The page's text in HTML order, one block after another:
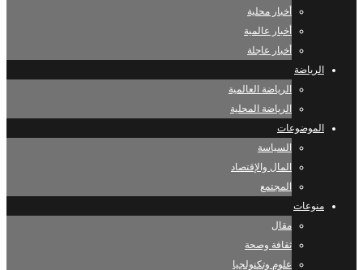
أخبار محلية
أخبار عالمية
أخبار عاجلة
الرياضة
الرياضة العالمية
الرياضة المحلية
الموضوعات
السياسة
المال والإقتصاد
المجتمع
منوعات
مقال
ثقافة وصحة
علوم وتكنولجيا